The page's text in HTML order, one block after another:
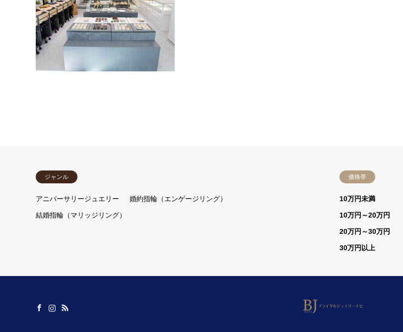
ジャンル
アニバーサリージュエリー 婚約指輪（エンゲージリング）
結婚指輪（マリッジリング）
価格帯
10万円未満
10万円～20万円
20万円～30万円
30万円以上